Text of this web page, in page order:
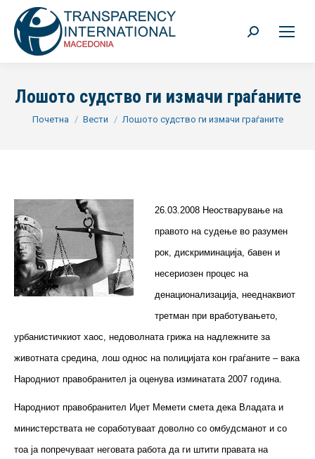
Search:
Лошото судство ги измачи граѓаните
You are here:
Почетна Вести Лошото судство ги измачи граѓаните
26.03.2008 Неостварување на
правото на судење во разумен
рок, дискриминација, бавен и
несериозен процес на
денационализација, нееднаквиот
третман при вработувањето,
урбанистичкиот хаос, недоволната грижа на надлежните за
животната средина, лош однос на полицијата кон граѓаните – вака
Народниот правобранител ја оценува изминатата 2007 година.
Народниот правобранител Иџет Мемети смета дека Владата и
министерствата не соработуваат доволно со омбудсманот и со
тоа ја попречуваат неговата работа да ги штити правата на